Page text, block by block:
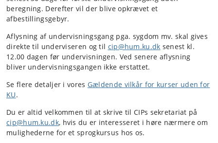
beregning. Derefter vil der blive opkrævet et
afbestillingsgebyr.
Aflysning af undervisningsgang pga. sygdom mv. skal gives
direkte til underviseren og til cip@hum.ku.dk senest kl.
12.00 dagen før undervisningen. Ved senere aflysning
bliver undervisningsgangen ikke erstattet.
Se flere detaljer i vores Gældende vilkår for kurser uden for
KU.
Du er altid velkommen til at skrive til CIPs sekretariat på
cip@hum.ku.dk, hvis du er interesseret i høre nærmere om
mulighederne for et sprogkursus hos os.